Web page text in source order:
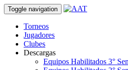
Toggle navigation
Torneos
Jugadores
Clubes
Descargas
Equipos Habilitados 3°